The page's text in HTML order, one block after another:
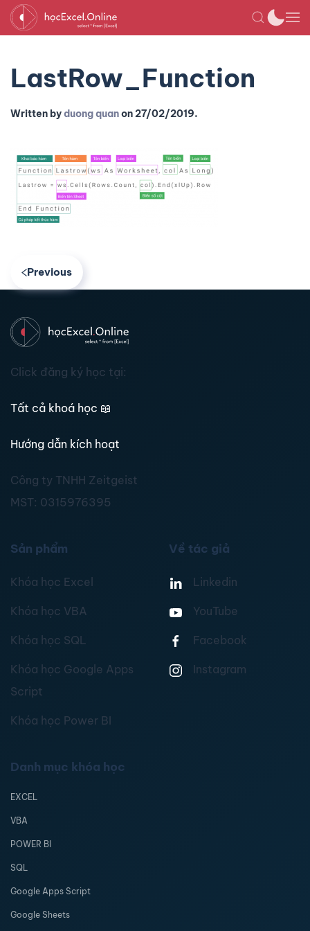
LastRow_Function
Written byduong quanon27/02/2019.
Previous
Click đăng ký học tại:
Tất cả khoá học 📖
Hướng dẫn kích hoạt
Công ty TNHH Zeitgeist
MST: 0315976395
Sản phẩm
Khóa học Excel
Khóa học VBA
Khóa học SQL
Khóa học Google Apps
Script
Khóa học Power BI
Về tác giả
Linkedin
YouTube
Facebook
Instagram
Danh mục khóa học
EXCEL
VBA
POWER BI
SQL
Google Apps Script
Google Sheets